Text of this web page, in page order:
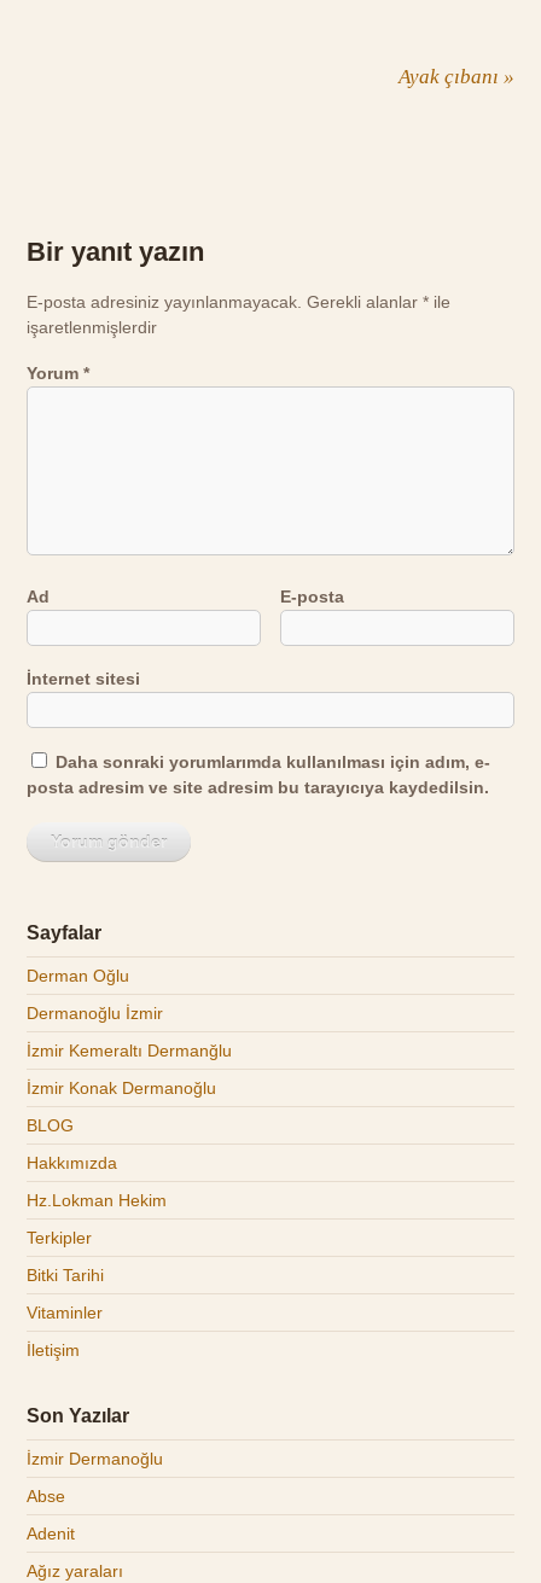
Ayak çıbanı »
Bir yanıt yazın
E-posta adresiniz yayınlanmayacak. Gerekli alanlar* ile
işaretlenmişlerdir
Yorum*
Ad E-posta
İnternet sitesi
Daha sonraki yorumlarımda kullanılması için adım, e-
posta adresim ve site adresim bu tarayıcıya kaydedilsin.
Sayfalar
Derman Oğlu
Dermanoğlu İzmir
İzmir Kemeraltı Dermanğlu
İzmir Konak Dermanoğlu
BLOG
Hakkımızda
Hz.Lokman Hekim
Terkipler
Bitki Tarihi
Vitaminler
İletişim
Son Yazılar
İzmir Dermanoğlu
Abse
Adenit
Ağız yaraları